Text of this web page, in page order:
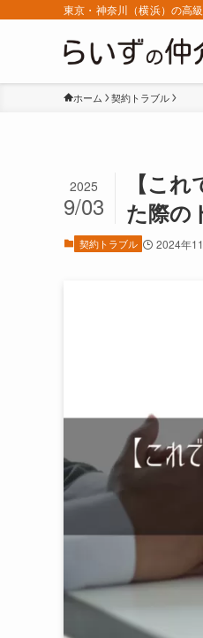
東京・神奈川（横浜）の高
ホーム 契約トラブル
【こ
た際の
2025
9/03
契約トラブル 2024年